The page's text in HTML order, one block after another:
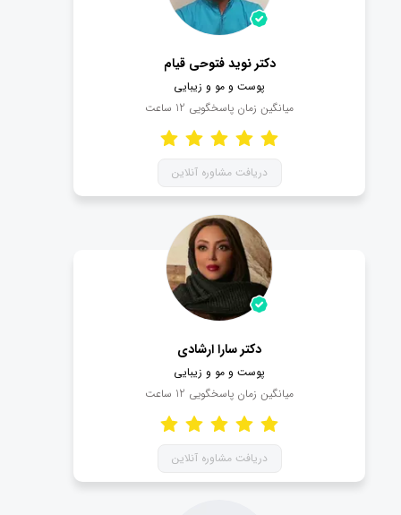
دکتر نوید فتوحی قیام
پوست و مو و زیبایی
میانگین زمان پاسخگویی 12 ساعت
دریافت مشاوره آنلاین
دکتر سارا ارشادی
پوست و مو و زیبایی
میانگین زمان پاسخگویی 12 ساعت
دریافت مشاوره آنلاین